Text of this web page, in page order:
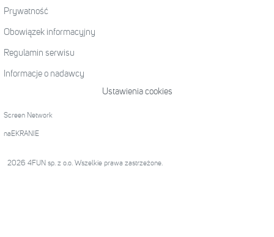
Prywatność
Obowiązek informacyjny
Regulamin serwisu
Informacje o nadawcy
Ustawienia cookies
Screen Network
naEKRANIE
2026 4FUN sp. z o.o. Wszelkie prawa zastrzeżone.